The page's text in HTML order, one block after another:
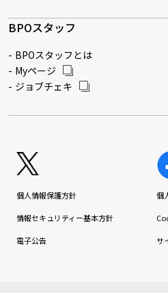
BPOスタッフ
BPOスタッフとは
Myページ
ジョブチェキ
個人情報保護方針 個
情報セキュリティー基本方針
電子公告 サ